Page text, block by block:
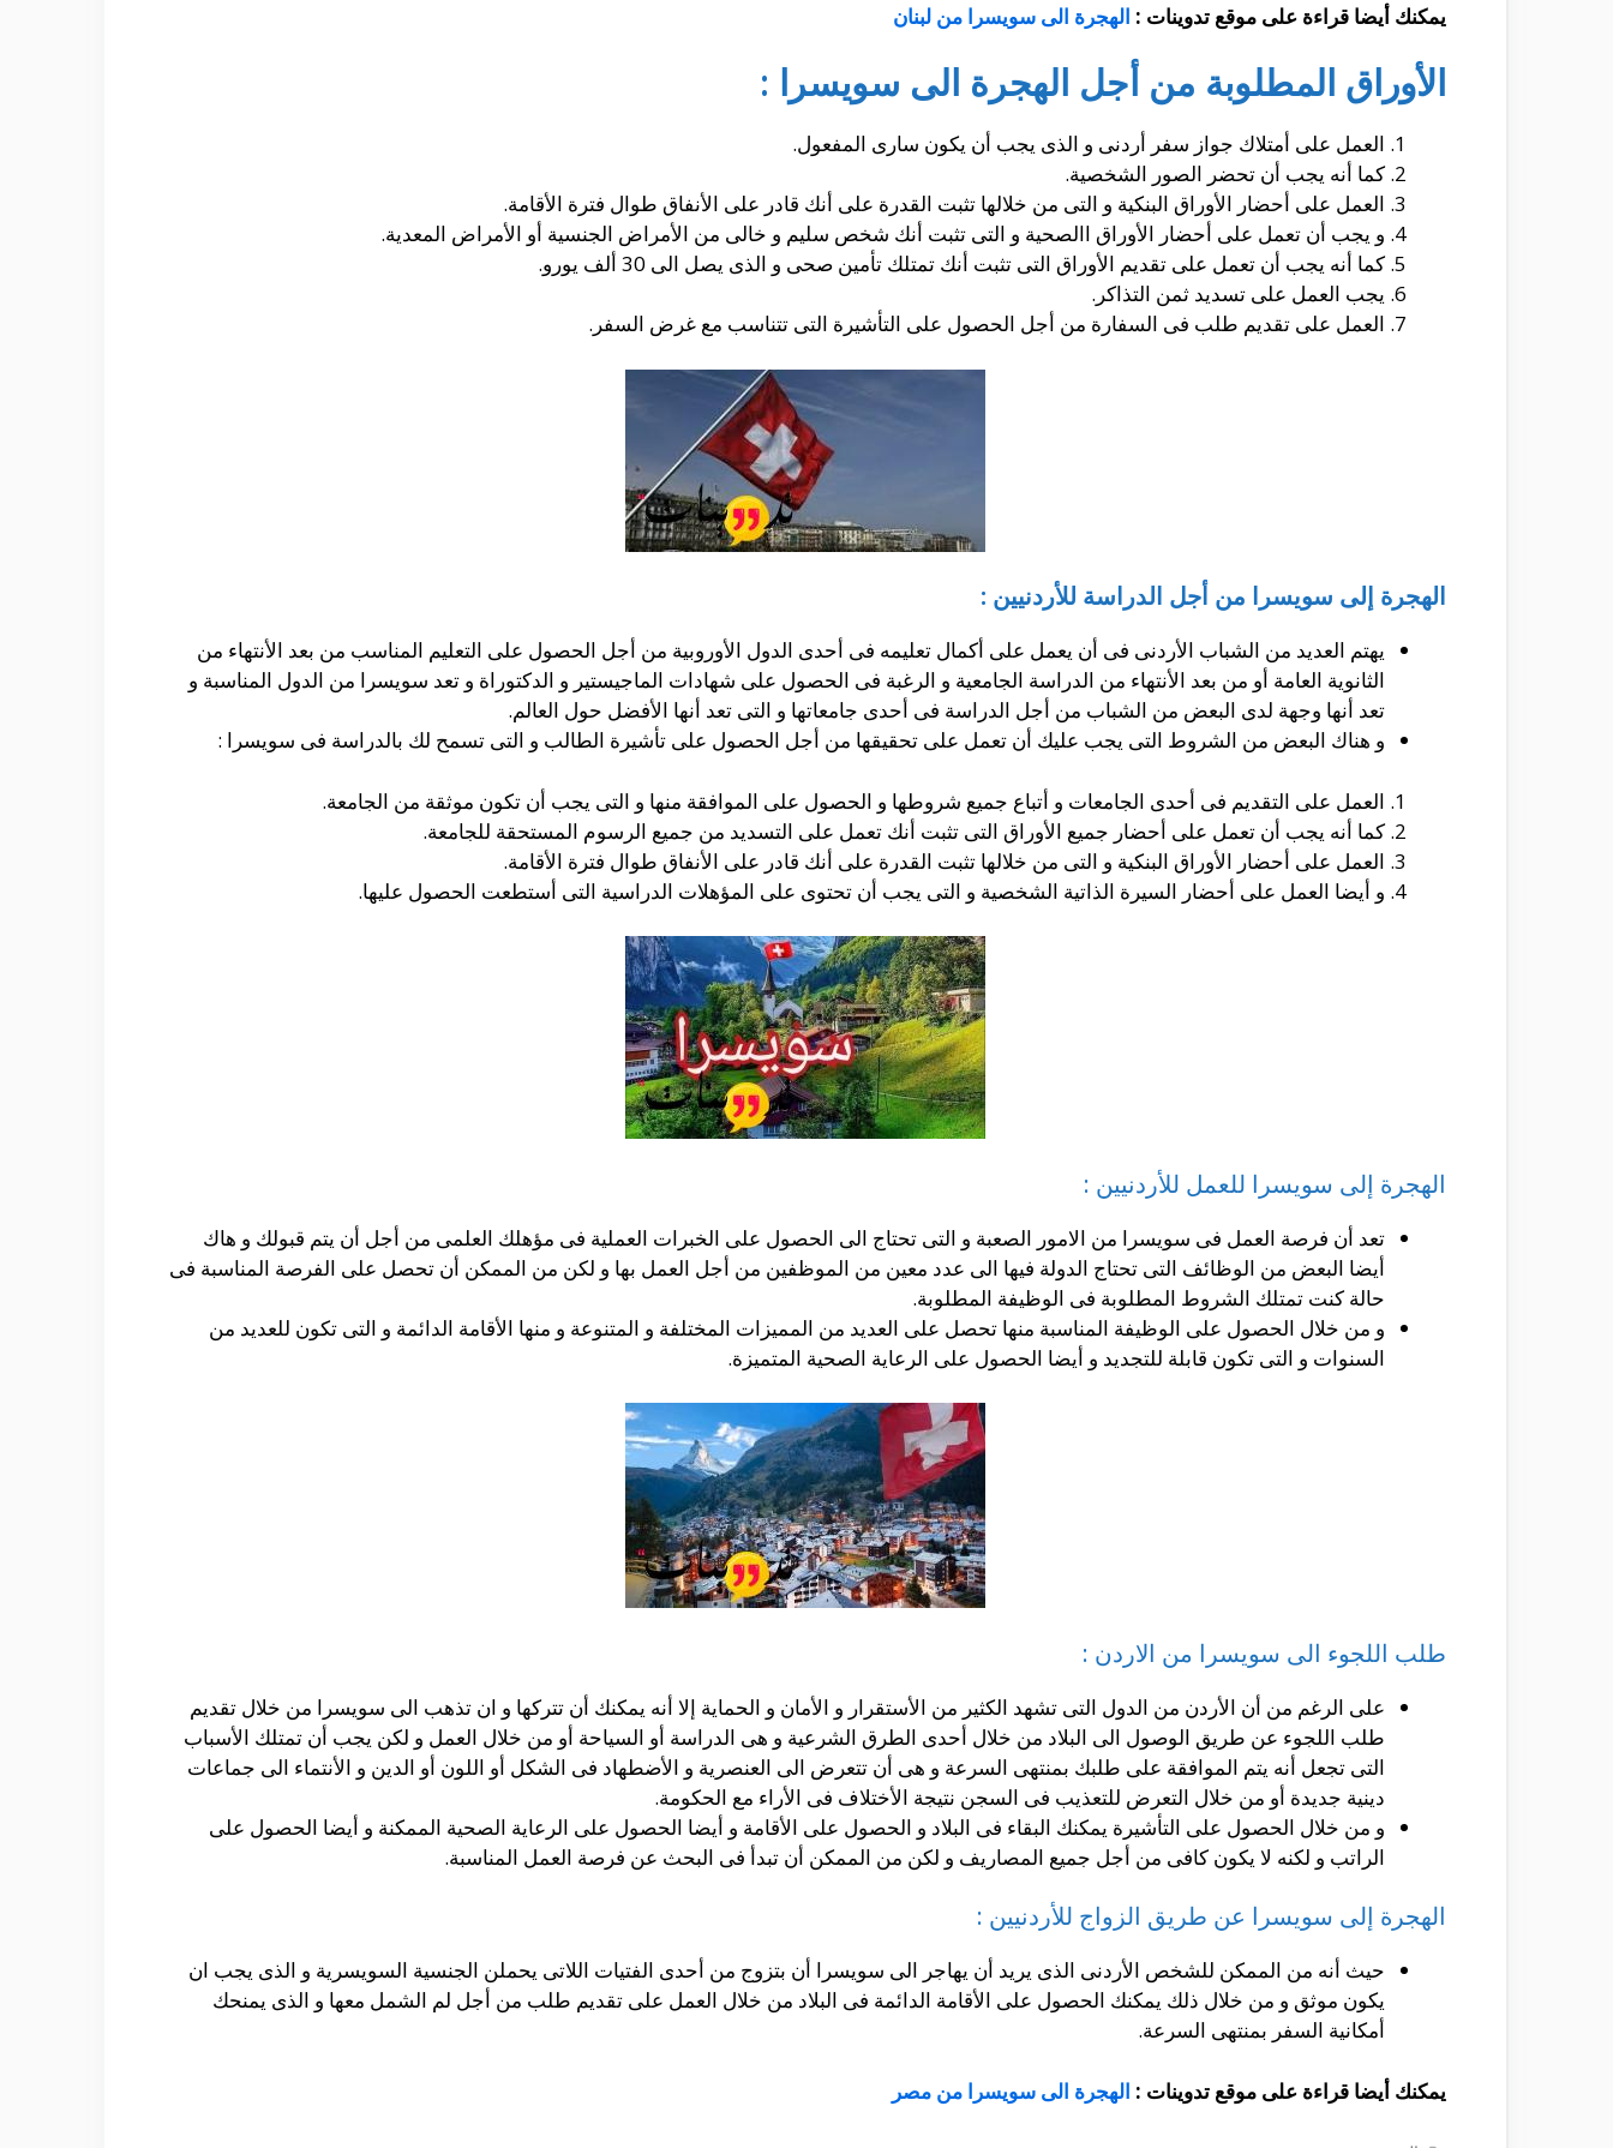
يمكنك أيضا قراءة على موقع تدوينات : الهجرة الى سويسرا من لبنان
الأوراق المطلوبة من أجل الهجرة الى سويسرا :
العمل على أمتلاك جواز سفر أردنى و الذى يجب أن يكون سارى المفعول.
كما أنه يجب أن تحضر الصور الشخصية.
العمل على أحضار الأوراق البنكية و التى من خلالها تثبت القدرة على أنك قادر على الأنفاق طوال فترة الأقامة.
و يجب أن تعمل على أحضار الأوراق االصحية و التى تثبت أنك شخص سليم و خالى من الأمراض الجنسية أو الأمراض المعدية.
كما أنه يجب أن تعمل على تقديم الأوراق التى تثبت أنك تمتلك تأمين صحى و الذى يصل الى 30 ألف يورو.
يجب العمل على تسديد ثمن التذاكر.
العمل على تقديم طلب فى السفارة من أجل الحصول على التأشيرة التى تتناسب مع غرض السفر.
الهجرة إلى سويسرا من أجل الدراسة للأردنيين :
يهتم العديد من الشباب الأردنى فى أن يعمل على أكمال تعليمه فى أحدى الدول الأوروبية من أجل الحصول على التعليم المناسب من بعد الأنتهاء من
الثانوية العامة أو من بعد الأنتهاء من الدراسة الجامعية و الرغبة فى الحصول على شهادات الماجيستير و الدكتوراة و تعد سويسرا من الدول المناسبة و
تعد أنها وجهة لدى البعض من الشباب من أجل الدراسة فى أحدى جامعاتها و التى تعد أنها الأفضل حول العالم.
و هناك البعض من الشروط التى يجب عليك أن تعمل على تحقيقها من أجل الحصول على تأشيرة الطالب و التى تسمح لك بالدراسة فى سويسرا :
العمل على التقديم فى أحدى الجامعات و أتباع جميع شروطها و الحصول على الموافقة منها و التى يجب أن تكون موثقة من الجامعة.
كما أنه يجب أن تعمل على أحضار جميع الأوراق التى تثبت أنك تعمل على التسديد من جميع الرسوم المستحقة للجامعة.
العمل على أحضار الأوراق البنكية و التى من خلالها تثبت القدرة على أنك قادر على الأنفاق طوال فترة الأقامة.
و أيضا العمل على أحضار السيرة الذاتية الشخصية و التى يجب أن تحتوى على المؤهلات الدراسية التى أستطعت الحصول عليها.
الهجرة إلى سويسرا للعمل للأردنيين :
تعد أن فرصة العمل فى سويسرا من الامور الصعبة و التى تحتاج الى الحصول على الخبرات العملية فى مؤهلك العلمى من أجل أن يتم قبولك و هاك
أيضا البعض من الوظائف التى تحتاج الدولة فيها الى عدد معين من الموظفين من أجل العمل بها و لكن من الممكن أن تحصل على الفرصة المناسبة فى
حالة كنت تمتلك الشروط المطلوبة فى الوظيفة المطلوبة.
و من خلال الحصول على الوظيفة المناسبة منها تحصل على العديد من المميزات المختلفة و المتنوعة و منها الأقامة الدائمة و التى تكون للعديد من
السنوات و التى تكون قابلة للتجديد و أيضا الحصول على الرعاية الصحية المتميزة.
طلب اللجوء الى سويسرا من الاردن :
على الرغم من أن الأردن من الدول التى تشهد الكثير من الأستقرار و الأمان و الحماية إلا أنه يمكنك أن تتركها و ان تذهب الى سويسرا من خلال تقديم
طلب اللجوء عن طريق الوصول الى البلاد من خلال أحدى الطرق الشرعية و هى الدراسة أو السياحة أو من خلال العمل و لكن يجب أن تمتلك الأسباب
التى تجعل أنه يتم الموافقة على طلبك بمنتهى السرعة و هى أن تتعرض الى العنصرية و الأضطهاد فى الشكل أو اللون أو الدين و الأنتماء الى جماعات
دينية جديدة أو من خلال التعرض للتعذيب فى السجن نتيجة الأختلاف فى الأراء مع الحكومة.
و من خلال الحصول على التأشيرة يمكنك البقاء فى البلاد و الحصول على الأقامة و أيضا الحصول على الرعاية الصحية الممكنة و أيضا الحصول على
الراتب و لكنه لا يكون كافى من أجل جميع المصاريف و لكن من الممكن أن تبدأ فى البحث عن فرصة العمل المناسبة.
الهجرة إلى سويسرا عن طريق الزواج للأردنيين :
حيث أنه من الممكن للشخص الأردنى الذى يريد أن يهاجر الى سويسرا أن بتزوج من أحدى الفتيات اللاتى يحملن الجنسية السويسرية و الذى يجب ان
يكون موثق و من خلال ذلك يمكنك الحصول على الأقامة الدائمة فى البلاد من خلال العمل على تقديم طلب من أجل لم الشمل معها و الذى يمنحك
أمكانية السفر بمنتهى السرعة.
يمكنك أيضا قراءة على موقع تدوينات : الهجرة الى سويسرا من مصر